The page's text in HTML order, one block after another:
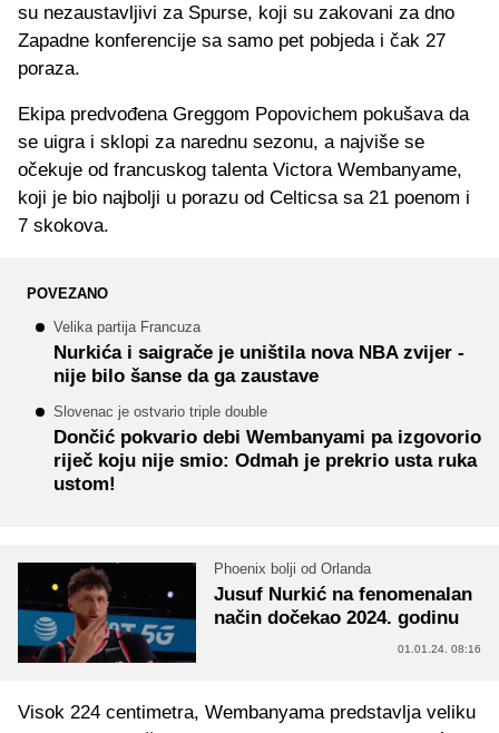
su nezaustavljivi za Spurse, koji su zakovani za dno
Zapadne konferencije sa samo pet pobjeda i čak 27
poraza.
Ekipa predvođena Greggom Popovichem pokušava da
se uigra i sklopi za narednu sezonu, a najviše se
očekuje od francuskog talenta Victora Wembanyame,
koji je bio najbolji u porazu od Celticsa sa 21 poenom i
7 skokova.
POVEZANO
Velika partija Francuza
Nurkića i saigrače je uništila nova NBA zvijer -
nije bilo šanse da ga zaustave
Slovenac je ostvario triple double
Dončić pokvario debi Wembanyami pa izgovorio
riječ koju nije smio: Odmah je prekrio usta ruka
ustom!
Phoenix bolji od Orlanda
Jusuf Nurkić na fenomenalan
način dočekao 2024. godinu
01.01.24. 08:16
Visok 224 centimetra, Wembanyama predstavlja veliku